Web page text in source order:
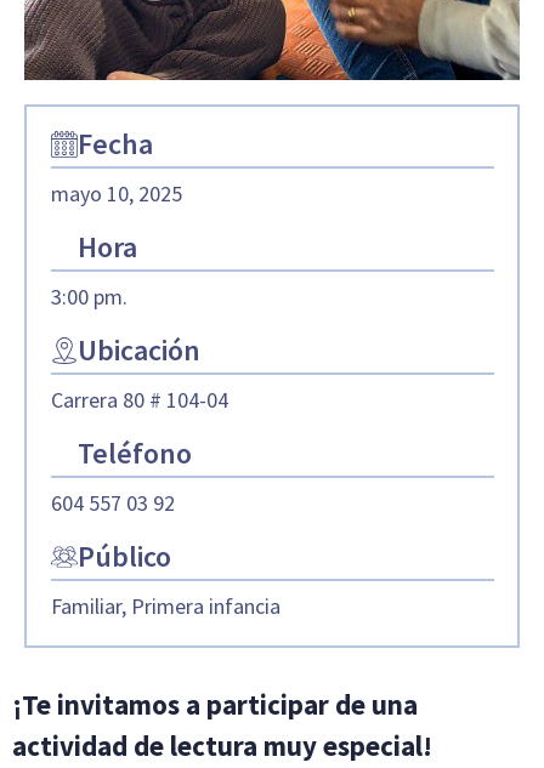
Fecha
mayo 10, 2025
Hora
3:00 pm.
Ubicación
Carrera 80 # 104-04
Teléfono
604 557 03 92
Público
Familiar, Primera infancia
¡Te invitamos a participar de una
actividad de lectura muy especial!